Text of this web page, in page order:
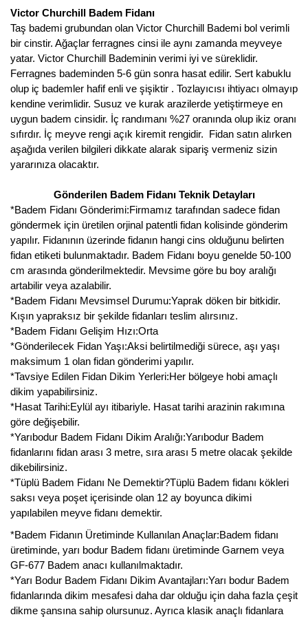
Victor Churchill Badem Fidanı
Taş bademi grubundan olan Victor Churchill Bademi bol verimli
bir cinstir. Ağaçlar ferragnes cinsi ile aynı zamanda meyveye
yatar. Victor Churchill Bademinin verimi iyi ve süreklidir.
Ferragnes bademinden 5-6 gün sonra hasat edilir. Sert kabuklu
olup iç bademler hafif enli ve şişiktir . Tozlayıcısı ihtiyacı olmayıp
kendine verimlidir. Susuz ve kurak arazilerde yetiştirmeye en
uygun badem cinsidir. İç randımanı %27 oranında olup ikiz oranı
sıfırdır. İç meyve rengi açık kiremit rengidir. Fidan satın alırken
aşağıda verilen bilgileri dikkate alarak sipariş vermeniz sizin
yararınıza olacaktır.
Gönderilen Badem Fidanı Teknik Detayları
*Badem Fidanı Gönderimi:Firmamız tarafından sadece fidan
göndermek için üretilen orjinal patentli fidan kolisinde gönderim
yapılır. Fidanının üzerinde fidanın hangi cins olduğunu belirten
fidan etiketi bulunmaktadır. Badem Fidanı boyu genelde 50-100
cm arasında gönderilmektedir. Mevsime göre bu boy aralığı
artabilir veya azalabilir.
*Badem Fidanı Mevsimsel Durumu:Yaprak döken bir bitkidir.
Kışın yapraksız bir şekilde fidanları teslim alırsınız.
*Badem Fidanı Gelişim Hızı:Orta
*Gönderilecek Fidan Yaşı:Aksi belirtilmediği sürece, aşı yaşı
maksimum 1 olan fidan gönderimi yapılır.
*Tavsiye Edilen Fidan Dikim Yerleri:Her bölgeye hobi amaçlı
dikim yapabilirsiniz.
*Hasat Tarihi:Eylül ayı itibariyle. Hasat tarihi arazinin rakımına
göre değişebilir.
*Yarıbodur Badem Fidanı Dikim Aralığı:Yarıbodur Badem
fidanlarını fidan arası 3 metre, sıra arası 5 metre olacak şekilde
dikebilirsiniz.
*Tüplü Badem Fidanı Ne Demektir?Tüplü Badem fidanı kökleri
saksı veya poşet içerisinde olan 12 ay boyunca dikimi
yapılabilen meyve fidanı demektir.
*Badem Fidanın Üretiminde Kullanılan Anaçlar:Badem fidanı
üretiminde, yarı bodur Badem fidanı üretiminde Garnem veya
GF-677 Badem anacı kullanılmaktadır.
*Yarı Bodur Badem Fidanı Dikim Avantajları:Yarı bodur Badem
fidanlarında dikim mesafesi daha dar olduğu için daha fazla çeşit
dikme şansına sahip olursunuz. Ayrıca klasik anaçlı fidanlara
Goji Berry Fidanı
Hünnap Fidanı
İncir Fidanı
Kapari Gebre Otu Fidanı
Kayısı Fidanı
Kestane Fidanı
Kiraz Fidanı
Kivi Fidanı
Kızılcık Fidanı
Kocayemiş Fidanı
Kuşburnu Fidanı
Liçi Fidanı
Longan Fidanı
Malta Eriği Fidanı
Melez Meyveler
Murt Fidanı
Muşmula Fidanı
Muz Fidanı